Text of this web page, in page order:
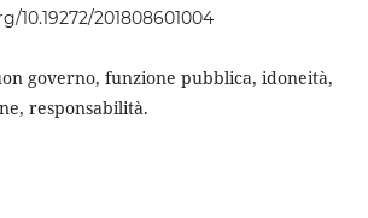
10.19272/201808601004
governo, funzione pubblica, idoneità,
responsabilità.